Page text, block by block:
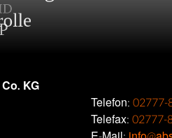
KG
Telefon:
Telefax:02777-